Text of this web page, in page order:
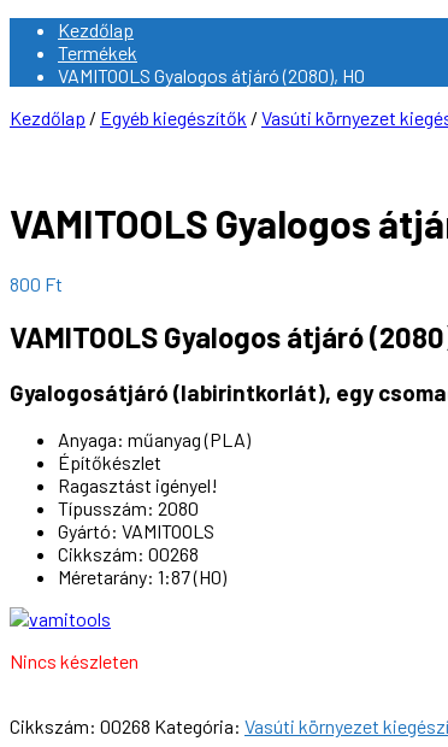
Kezdőlap
Termékek
VAMITOOLS Gyalogos átjáró (2080), H0
Kezdőlap / Egyéb kiegészítők / Vasúti környezet
VAMITOOLS Gyalogos
800 Ft
VAMITOOLS Gyalogos átjáró
Gyalogosátjáró (labirintkorlát), egy
Anyaga: műanyag (PLA)
Építőkészlet
Ragasztást igényel!
Típusszám: 2080
Gyártó: VAMITOOLS
Cikkszám: 00268
Méretarány: 1:87 (H0)
Nincs készleten
Cikkszám: 00268 Kategória: Vasúti környezet